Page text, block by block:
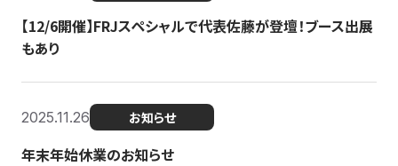
【12/6開催】FRJスペシャルで代表佐藤が登壇！ブース出展
もあり
2025.11.26 お知らせ
年末年始休業のお知らせ